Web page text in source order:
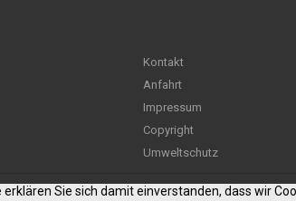
Kontakt
Anfahrt
Impressum
Copyright
Umweltschutz
Sie sich damit einverstanden, dass wir